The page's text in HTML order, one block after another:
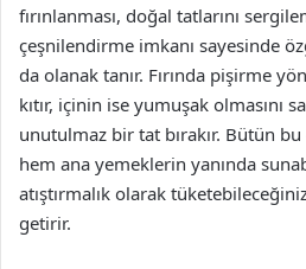
fırınlanması, doğal tatlarını
çeşnilendirme imkanı sayesinde
da olanak tanır. Fırında pişirme
kıtır, içinin ise yumuşak olmasını
unutulmaz bir tat bırakır. Bütün bu
hem ana yemeklerin yanında
atıştırmalık olarak
getirir.